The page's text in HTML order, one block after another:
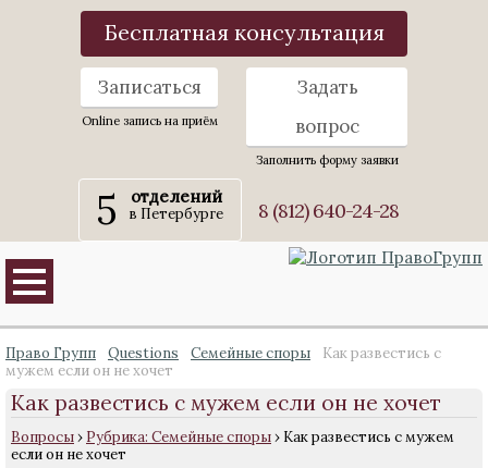
Бесплатная консультация
Записаться
Online запись на приём
Задать
вопрос
Заполнить форму заявки
5 отделений
в Петербурге 8 (812) 640-24-28
Право Групп Questions Семейные споры
Как развестись с
мужем если он не хочет
Как развестись с мужем если он не хочет
Вопросы› Рубрика: Семейные споры› Как развестись с мужем
если он не хочет